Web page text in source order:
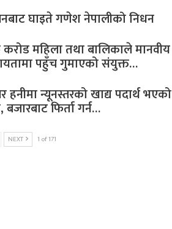
घाइते गणेश नेपालीको निधन
महिला तथा बालिकाले मानवीय
पहुँच गुमाएको संयुक्त…
हनीमा न्यूनस्तरको खाद्य पदार्थ भएको
बजारबाट फिर्ता गर्न…
NEXT 1 of 171